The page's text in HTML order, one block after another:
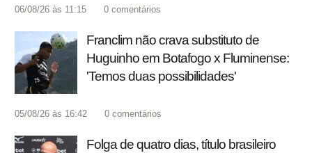
06/08/26 às 11:15 0 comentários
Franclim não crava substituto de
Huguinho em Botafogo x Fluminense:
'Temos duas possibilidades'
05/08/26 às 16:42 0 comentários
Folga de quatro dias, título brasileiro